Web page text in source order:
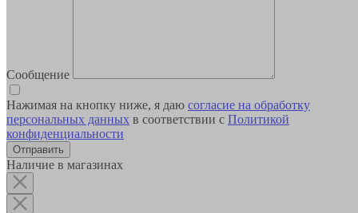
Сообщение
Нажимая на кнопку ниже, я даю согласие на обработку
персональных данных в соответствии с Политикой
конфиденциальности
Наличие в магазинах